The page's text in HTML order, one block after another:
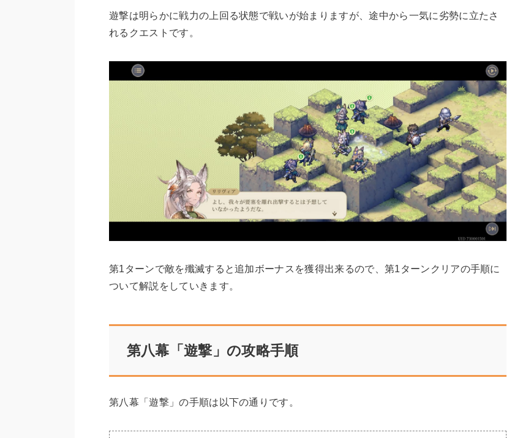
遊撃は明らかに戦力の上回る状態で戦いが始まりますが、途中から一気に劣勢に立たさ
れるクエストです。
第1ターンで敵を殲滅すると追加ボーナスを獲得出来るので、第1ターンクリアの手順に
ついて解説をしていきます。
第八幕「遊撃」の攻略手順
第八幕「遊撃」の手順は以下の通りです。